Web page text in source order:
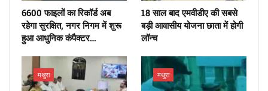
6600 फाइलों का रिकॉर्ड अब
रहेगा सुरक्षित, नगर निगम में शुरू
हुआ आधुनिक कंपैक्टर…
18 साल बाद एमवीडीए की सबसे
बड़ी आवासीय योजना छाता में होगी
लॉन्च
मथुरा मथुरा